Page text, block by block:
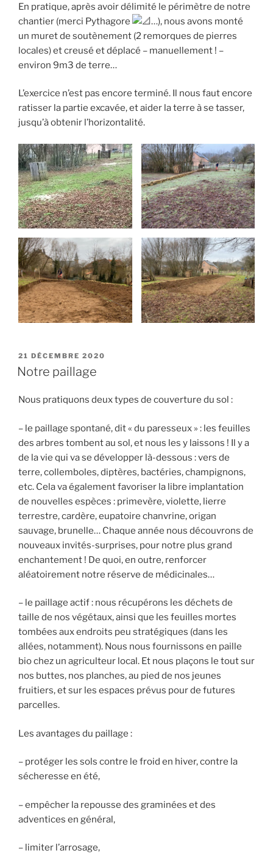
En pratique, après avoir délimité le périmètre de notre
chantier (merci Pythagore
…), nous avons monté
un muret de soutènement (2 remorques de pierres
locales) et creusé et déplacé – manuellement ! –
environ 9m3 de terre…
L’exercice n’est pas encore terminé. Il nous faut encore
ratisser la partie excavée, et aider la terre à se tasser,
jusqu’à obtenir l’horizontalité.
PUBLIÉ
LE
21 DÉCEMBRE 2020
Notre paillage
Nous pratiquons deux types de couverture du sol :
– le paillage spontané, dit « du paresseux » : les feuilles
des arbres tombent au sol, et nous les y laissons ! Il y a
de la vie qui va se développer là-dessous : vers de
terre, collemboles, diptères, bactéries, champignons,
etc. Cela va également favoriser la libre implantation
de nouvelles espèces : primevère, violette, lierre
terrestre, cardère, eupatoire chanvrine, origan
sauvage, brunelle… Chaque année nous découvrons de
nouveaux invités-surprises, pour notre plus grand
enchantement ! De quoi, en outre, renforcer
aléatoirement notre réserve de médicinales…
– le paillage actif : nous récupérons les déchets de
taille de nos végétaux, ainsi que les feuilles mortes
tombées aux endroits peu stratégiques (dans les
allées, notamment). Nous nous fournissons en paille
bio chez un agriculteur local. Et nous plaçons le tout sur
nos buttes, nos planches, au pied de nos jeunes
fruitiers, et sur les espaces prévus pour de futures
parcelles.
Les avantages du paillage :
– protéger les sols contre le froid en hiver, contre la
sécheresse en été,
– empêcher la repousse des graminées et des
adventices en général,
– limiter l’arrosage,